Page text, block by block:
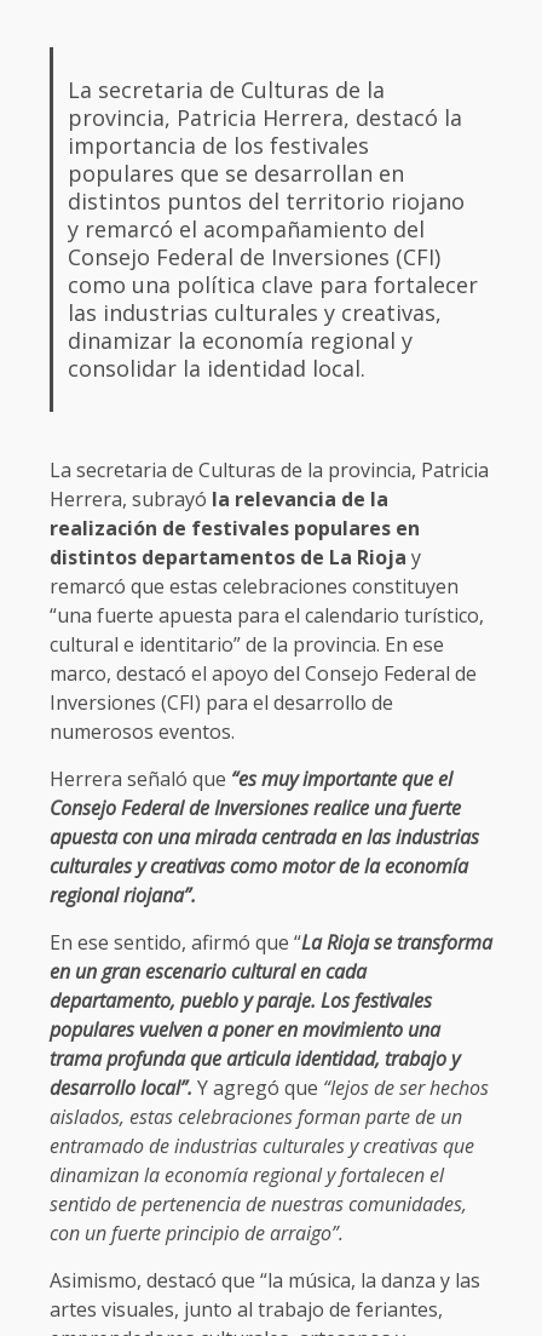
La secretaria de Culturas de la
provincia, Patricia Herrera, destacó la
importancia de los festivales
populares que se desarrollan en
distintos puntos del territorio riojano
y remarcó el acompañamiento del
Consejo Federal de Inversiones (CFI)
como una política clave para fortalecer
las industrias culturales y creativas,
dinamizar la economía regional y
consolidar la identidad local.
La secretaria de Culturas de la provincia, Patricia
Herrera, subrayó la relevancia de la
realización de festivales populares en
distintos departamentos de La Rioja y
remarcó que estas celebraciones constituyen
“una fuerte apuesta para el calendario turístico,
cultural e identitario” de la provincia. En ese
marco, destacó el apoyo del Consejo Federal de
Inversiones (CFI) para el desarrollo de
numerosos eventos.
Herrera señaló que “es muy importante que el
Consejo Federal de Inversiones realice una fuerte
apuesta con una mirada centrada en las industrias
culturales y creativas como motor de la economía
regional riojana”.
En ese sentido, afirmó que “La Rioja se transforma
en un gran escenario cultural en cada
departamento, pueblo y paraje. Los festivales
populares vuelven a poner en movimiento una
trama profunda que articula identidad, trabajo y
desarrollo local”. Y agregó que “lejos de ser hechos
aislados, estas celebraciones forman parte de un
entramado de industrias culturales y creativas que
dinamizan la economía regional y fortalecen el
sentido de pertenencia de nuestras comunidades,
con un fuerte principio de arraigo”.
Asimismo, destacó que “la música, la danza y las
artes visuales, junto al trabajo de feriantes,